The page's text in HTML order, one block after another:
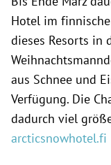
Hotel im
dieses Resorts in
aus Schnee und
Verfügung. Die
dadurch viel
arcticsnowhotel.fi